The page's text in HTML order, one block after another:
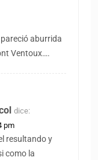
aburrida
Ventoux….
dice:
pm
resultando y
como la